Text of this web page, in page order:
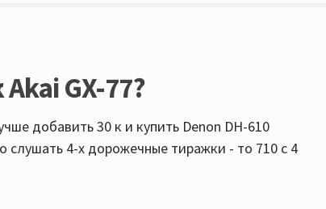
GX-77?
добавить 30 к и купить Denon DH-610
слушать 4-х дорожечные тиражки - то 710 с 4